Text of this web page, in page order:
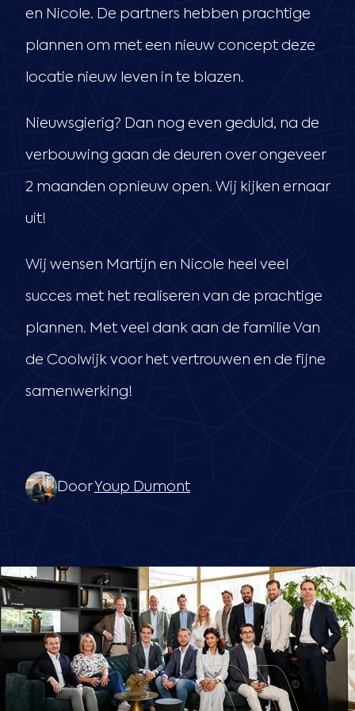
en Nicole. De partners hebben prachtige
plannen om met een nieuw concept deze
locatie nieuw leven in te blazen.
Nieuwsgierig? Dan nog even geduld, na de
verbouwing gaan de deuren over ongeveer
2 maanden opnieuw open. Wij kijken ernaar
uit!
Wij wensen Martijn en Nicole heel veel
succes met het realiseren van de prachtige
plannen. Met veel dank aan de familie Van
de Coolwijk voor het vertrouwen en de fijne
samenwerking!
DoorYoup Dumont